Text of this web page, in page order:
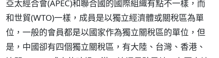
亞太經合會(APEC)和聯合國的國際組織有點不一樣，而
和世貿(WTO)一樣，成員是以獨立經濟體或關稅區為單
位，一般的會員都是以國家作為獨立關稅區的單位，但
是，中國卻有四個獨立關稅區，有大陸、台灣、香港、